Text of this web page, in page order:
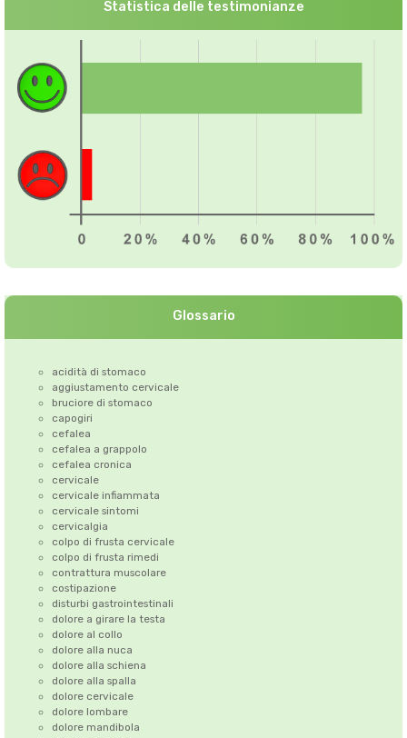
Statistica delle testimonianze
Glossario
acidità di stomaco
aggiustamento cervicale
bruciore di stomaco
capogiri
cefalea
cefalea a grappolo
cefalea cronica
cervicale
cervicale infiammata
cervicale sintomi
cervicalgia
colpo di frusta cervicale
colpo di frusta rimedi
contrattura muscolare
costipazione
disturbi gastrointestinali
dolore a girare la testa
dolore al collo
dolore alla nuca
dolore alla schiena
dolore alla spalla
dolore cervicale
dolore lombare
dolore mandibola